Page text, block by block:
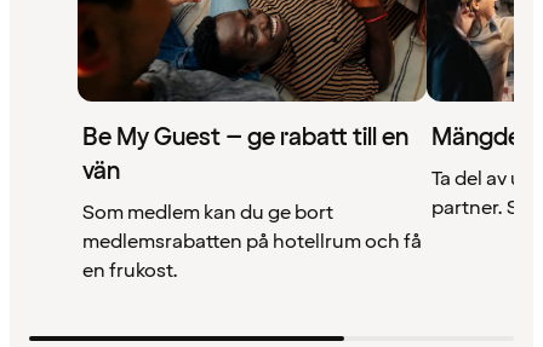
Be My Guest – ge rabatt till en
vän
Som medlem kan du ge bort
medlemsrabatten på hotellrum och få
en frukost.
Mängder
Ta del av
partner. Se